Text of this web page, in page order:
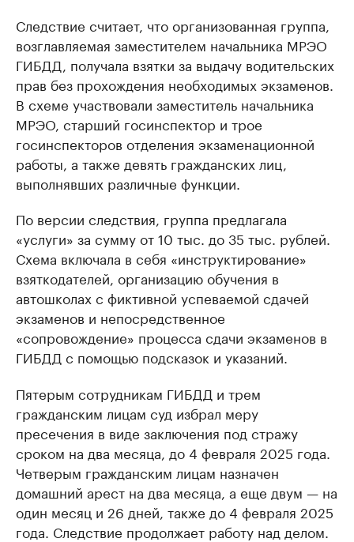
Следствие считает, что организованная группа,
возглавляемая заместителем начальника МРЭО
ГИБДД, получала взятки за выдачу водительских
прав без прохождения необходимых экзаменов.
В схеме участвовали заместитель начальника
МРЭО, старший госинспектор и трое
госинспекторов отделения экзаменационной
работы, а также девять гражданских лиц,
выполнявших различные функции.
По версии следствия, группа предлагала
«услуги» за сумму от 10 тыс. до 35 тыс. рублей.
Схема включала в себя «инструктирование»
взяткодателей, организацию обучения в
автошколах с фиктивной успеваемой сдачей
экзаменов и непосредственное
«сопровождение» процесса сдачи экзаменов в
ГИБДД с помощью подсказок и указаний.
Пятерым сотрудникам ГИБДД и трем
гражданским лицам суд избрал меру
пресечения в виде заключения под стражу
сроком на два месяца, до 4 февраля 2025 года.
Четверым гражданским лицам назначен
домашний арест на два месяца, а еще двум — на
один месяц и 26 дней, также до 4 февраля 2025
года. Следствие продолжает работу над делом.